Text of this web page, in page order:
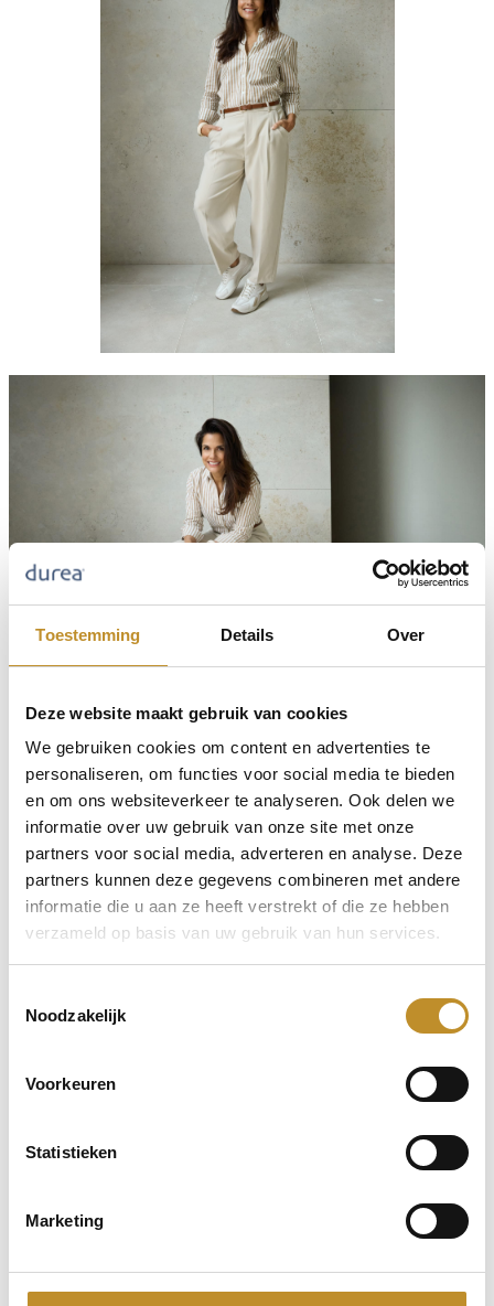
Toestemming Details Over
Deze website maakt gebruik van cookies
We gebruiken cookies om content en advertenties te
personaliseren, om functies voor social media te bieden
en om ons websiteverkeer te analyseren. Ook delen we
informatie over uw gebruik van onze site met onze
partners voor social media, adverteren en analyse. Deze
partners kunnen deze gegevens combineren met andere
informatie die u aan ze heeft verstrekt of die ze hebben
verzameld op basis van uw gebruik van hun services.
Noodzakelijk
Voorkeuren
Statistieken
Marketing